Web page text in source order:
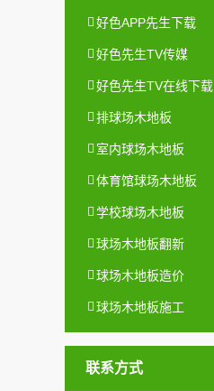
好色APP先生下载
好色先生TV传媒
好色先生TV在线下载
排球场木地板
室内球场木地板
体育馆球场木地板
学校球场木地板
球场木地板翻新
球场木地板造价
球场木地板施工
联系方式